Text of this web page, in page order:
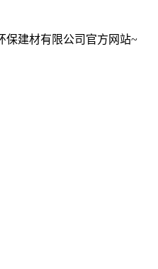
保建材有限公司官方网站~